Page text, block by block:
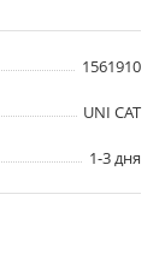
1561910
UNI CAT
1-3 дня